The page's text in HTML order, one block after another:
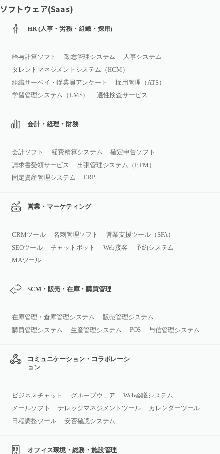
ソフトウェア(Saas)
HR (人事・労務・組織・採用)
給与計算ソフト 勤怠管理システム
人事システム
タレントマネジメントシステム（HCM）
組織サーベイ・従業員アンケート
採用管理（ATS）
学習管理システム（LMS）
適性検査サービス
会計・経理・財務
会計ソフト 経費精算システム
確定申告ソフト
請求書受領サービス
出張管理システム（BTM）
固定資産管理システム
ERP
営業・マーケティング
CRMツール 名刺管理ソフト
営業支援ツール（SFA）
SEOツール
チャットボット Web接客
予約システム
MAツール
SCM・販売・在庫・購買管理
在庫管理・倉庫管理システム
販売管理システム
購買管理システム
生産管理システム POS 与信管理システム
コミュニケーション・コラボレーシ
ョン
ビジネスチャット グループウェア
Web会議システム
メールソフト
ナレッジマネジメントツール
カレンダーツール
日程調整ツール
安否確認システム
オフィス環境・総務・施設管理